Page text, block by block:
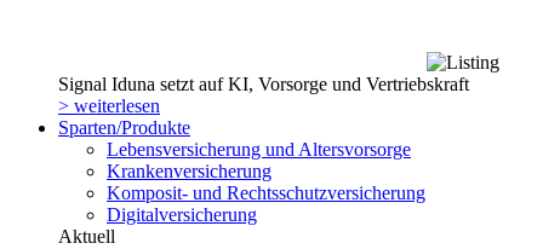
Signal Iduna setzt auf KI, Vorsorge und Vertriebskraft
> weiterlesen
Sparten/Produkte
Lebensversicherung und Altersvorsorge
Krankenversicherung
Komposit- und Rechtsschutzversicherung
Digitalversicherung
Aktuell